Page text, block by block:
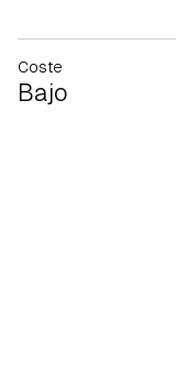
Coste
Bajo